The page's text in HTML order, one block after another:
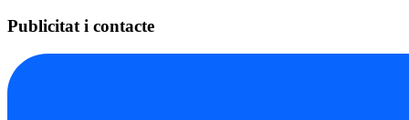
Publicitat i contacte